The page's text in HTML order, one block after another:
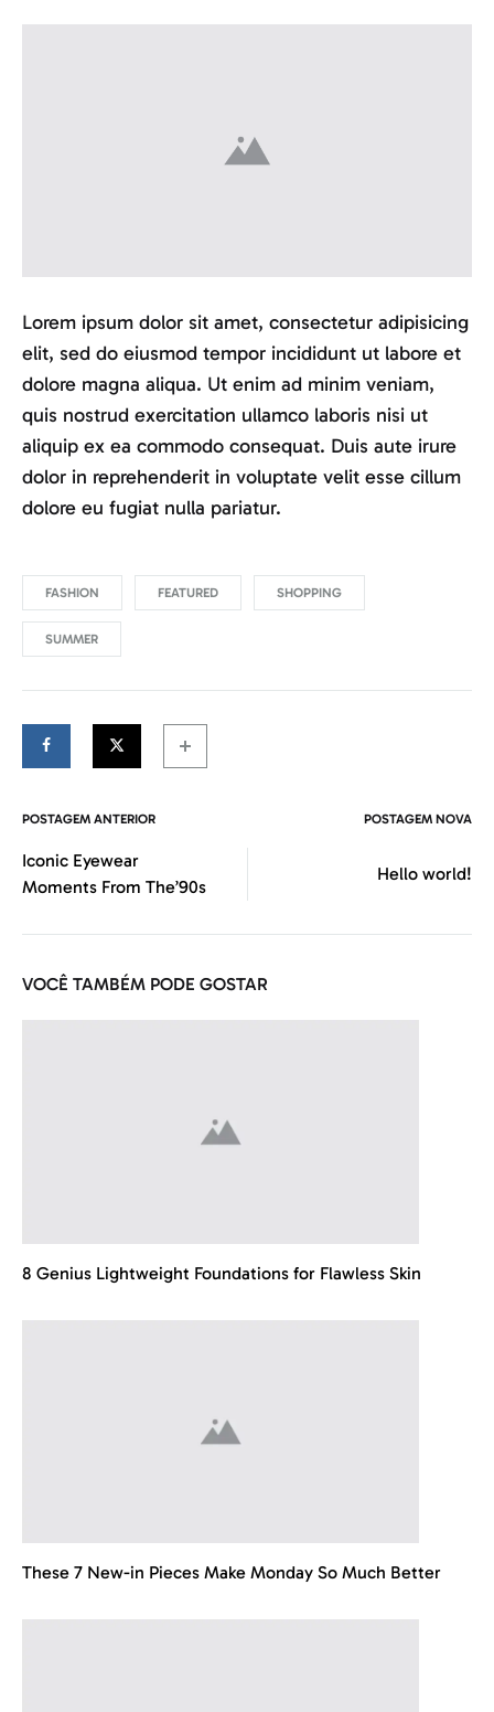
Lorem ipsum dolor sit amet, consectetur adipisicing
elit, sed do eiusmod tempor incididunt ut labore et
dolore magna aliqua. Ut enim ad minim veniam,
quis nostrud exercitation ullamco laboris nisi ut
aliquip ex ea commodo consequat. Duis aute irure
dolor in reprehenderit in voluptate velit esse cillum
dolore eu fugiat nulla pariatur.
FASHION FEATURED SHOPPING
SUMMER
Navegação
postagens
POSTAGEM ANTERIOR POSTAGEM NOVA
Iconic Eyewear
Moments From The’90s
Hello world!
VOCÊ TAMBÉM PODE GOSTAR
8 Genius Lightweight Foundations for Flawless Skin
These 7 New-in Pieces Make Monday So Much Better